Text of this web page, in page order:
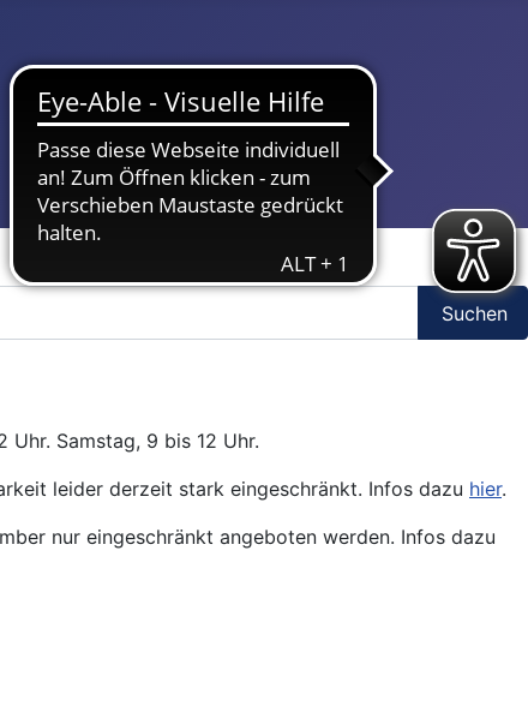
Suchen
Samstag, 9 bis 12 Uhr.
leider derzeit stark eingeschränkt. Infos dazu hier.
nur eingeschränkt angeboten werden. Infos dazu